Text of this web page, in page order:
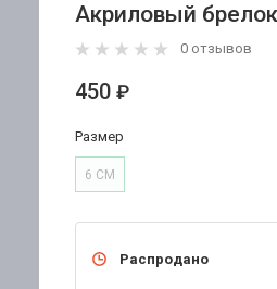
Акриловый
0 отзывов
450 ₽
Размер
6 СМ
Распродано